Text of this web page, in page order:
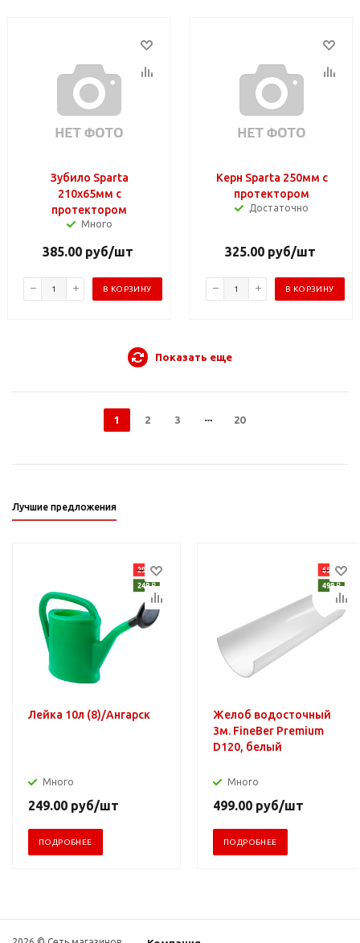
Зубило Sparta
210х65мм с
протектором
Много
385.00руб/шт
В КОРЗИНУ
Керн Sparta 250мм с
протектором
Достаточно
325.00руб/шт
В КОРЗИНУ
Показать еще
1 2 3 20
Лучшие предложения
Лейка 10л (8)/Ангарск
Много
249.00 руб/шт
ПОДРОБНЕЕ
Желоб водосточный
3м. FineBer Premium
D120, белый
Много
499.00 руб/шт
ПОДРОБНЕЕ